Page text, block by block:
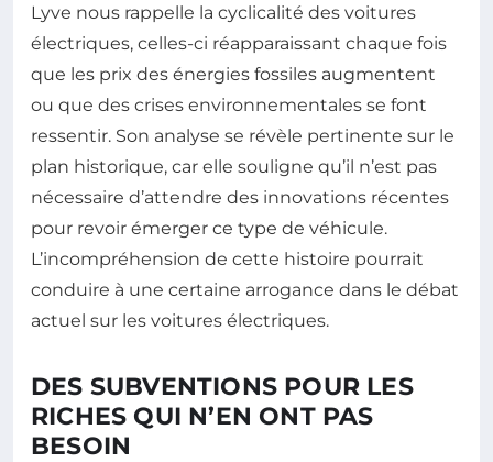
Lyve nous rappelle la cyclicalité des voitures
électriques, celles-ci réapparaissant chaque fois
que les prix des énergies fossiles augmentent
ou que des crises environnementales se font
ressentir. Son analyse se révèle pertinente sur le
plan historique, car elle souligne qu’il n’est pas
nécessaire d’attendre des innovations récentes
pour revoir émerger ce type de véhicule.
L’incompréhension de cette histoire pourrait
conduire à une certaine arrogance dans le débat
actuel sur les voitures électriques.
DES SUBVENTIONS POUR LES
RICHES QUI N’EN ONT PAS
BESOIN